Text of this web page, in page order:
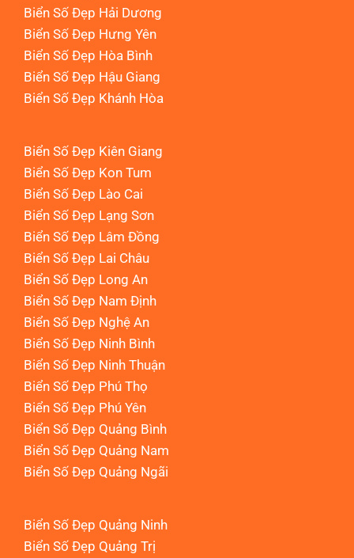
Biển Số Đẹp Hải Dương
Biển Số Đẹp Hưng Yên
Biển Số Đẹp Hòa Bình
Biển Số Đẹp Hậu Giang
Biển Số Đẹp Khánh Hòa
Biển Số Đẹp Kiên Giang
Biển Số Đẹp Kon Tum
Biển Số Đẹp Lào Cai
Biển Số Đẹp Lạng Sơn
Biển Số Đẹp Lâm Đồng
Biển Số Đẹp Lai Châu
Biển Số Đẹp Long An
Biển Số Đẹp Nam Định
Biển Số Đẹp Nghệ An
Biển Số Đẹp Ninh Bình
Biển Số Đẹp Ninh Thuận
Biển Số Đẹp Phú Thọ
Biển Số Đẹp Phú Yên
Biển Số Đẹp Quảng Bình
Biển Số Đẹp Quảng Nam
Biển Số Đẹp Quảng Ngãi
Biển Số Đẹp Quảng Ninh
Biển Số Đẹp Quảng Trị